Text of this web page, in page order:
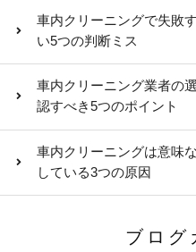
車内クリーニングで失敗
い5つの判断ミス
車内クリーニング業者の
認すべき5つのポイント
車内クリーニングは意味
している3つの原因
ブログ